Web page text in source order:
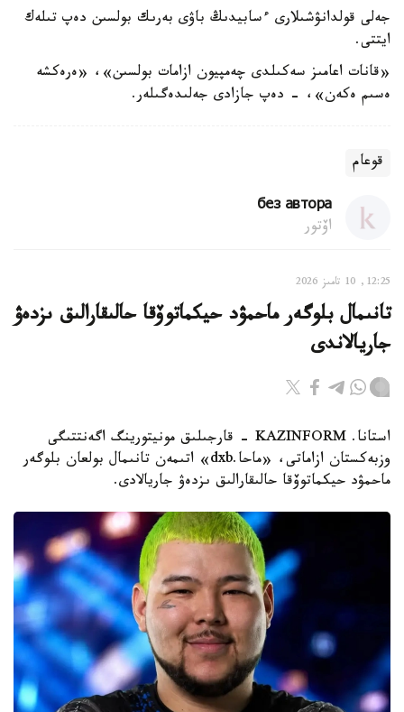
جەلى قولدانۋشىلارى ءسابيدىڭ باۋى بەرىك بولسىن دەپ تىلەك
ايتتى.
«قانات اعامىز سەكىلدى چەمپيون ازامات بولسىن»، «ەرەكشە
ەسىم ەكەن»، - دەپ جازادى جەلىدەگىلەر.
قوعام
без автора
اۆتور
12:25, 10 تامىز 2026
تانىمال بلوگەر ماحمۋد حيكماتوۆقا حالىقارالىق ىزدەۋ
جاريالاندى
استانا. KAZINFORM - قارجىلىق مونيتورينگ اگەنتتىگى
وزبەكستان ازاماتى، «ماحا.dxb» اتىمەن تانىمال بولعان بلوگەر
ماحمۋد حيكماتوۆقا حالىقارالىق ىزدەۋ جاريالادى.